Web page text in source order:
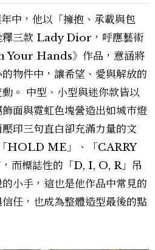
，他以「擁抱、承載與包
釋三款 Lady Dior，呼應藝術
Your Hands》作品，意涵將
物件中，讓希望、愛與解放的
。 中型、小型與迷你款皆以
面與霓虹色塊營造出如城市燈
印三句直白卻充滿力量的文
HOLD ME」、「CARRY
而標誌性的「D, I, O, R」吊
小手，這也是他作品中常見的
任，也成為整體造型最後的點